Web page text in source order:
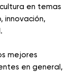
en temas
innovación,
mejores
en general,